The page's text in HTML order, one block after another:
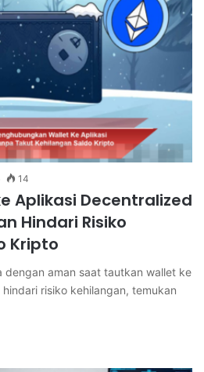
14
Aplikasi Decentralized
Hindari Risiko
Kripto
dengan aman saat tautkan wallet ke
risiko kehilangan, temukan